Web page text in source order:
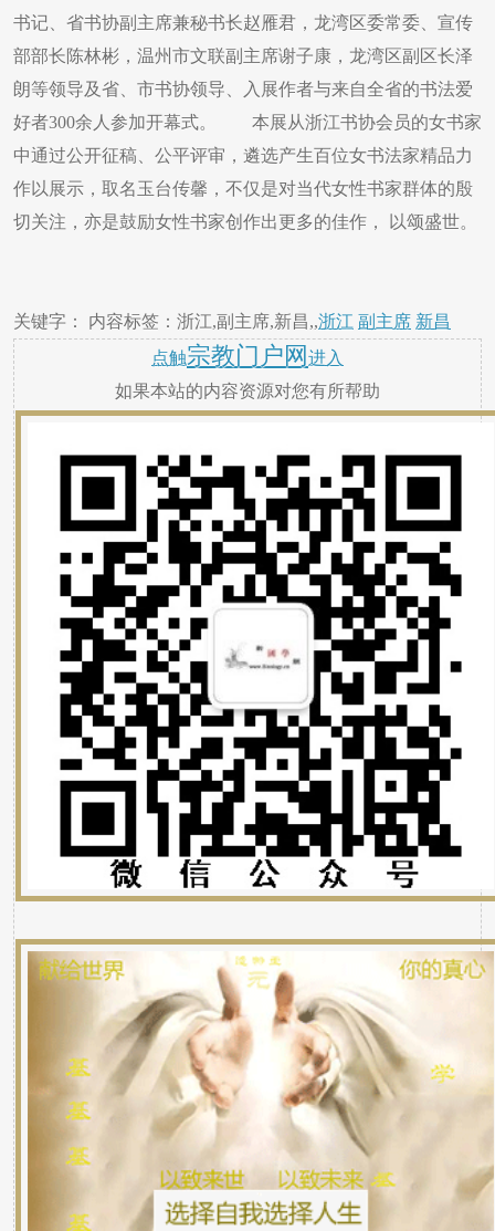
书记、省书协副主席兼秘书长赵雁君，龙湾区委常委、宣传
部部长陈林彬，温州市文联副主席谢子康，龙湾区副区长泽
朗等领导及省、市书协领导、入展作者与来自全省的书法爱
好者300余人参加开幕式。 本展从浙江书协会员的女书家
中通过公开征稿、公平评审，遴选产生百位女书法家精品力
作以展示，取名玉台传馨，不仅是对当代女性书家群体的殷
切关注，亦是鼓励女性书家创作出更多的佳作， 以颂盛世。
关键字： 内容标签：浙江,副主席,新昌,,浙江 副主席 新昌
点触宗教门户网 进入
如果本站的内容资源对您有所帮助